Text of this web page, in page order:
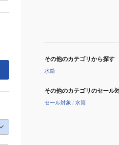
ャ
グ
その他のカテゴリから探す
水筒
その他のカテゴリのセール
セール対象 /水筒